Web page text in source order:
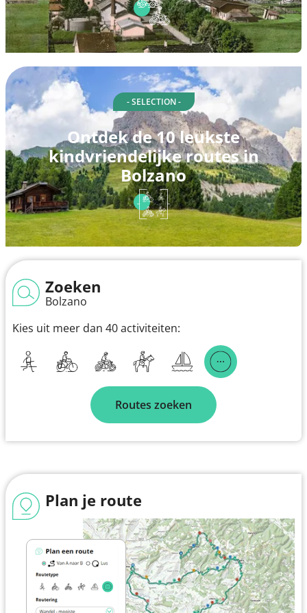
- SELECTION -
Ontdek de 10 leukste
kindvriendelijke routes in
Bolzano
Zoeken
Bolzano
Kies uit meer dan 40 activiteiten:
Routes zoeken
Plan je route